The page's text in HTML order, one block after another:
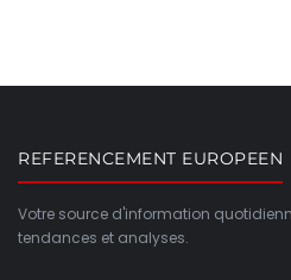
REFERENCEMENT EUROPEEN
Votre source d'information
tendances et analyses.